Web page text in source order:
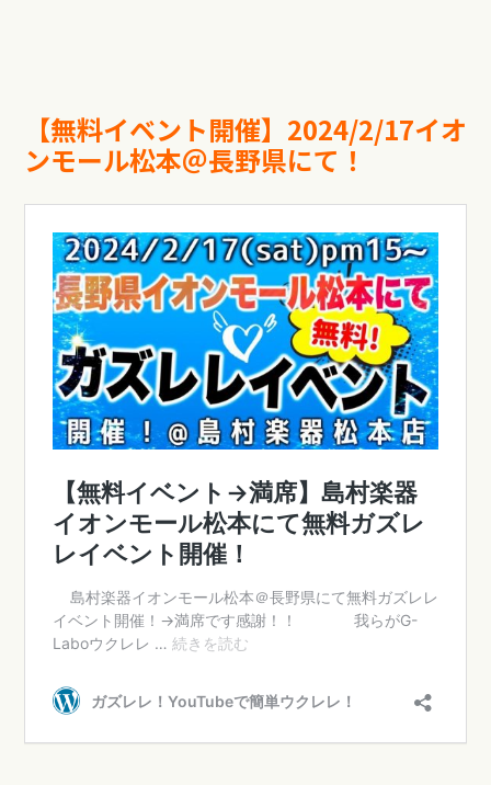
【無料イベント開催】2024/2/17イオ
ンモール松本＠長野県にて！